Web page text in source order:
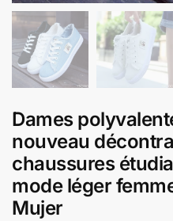
Dames
nouveau
chaussures
mode léger
Mujer